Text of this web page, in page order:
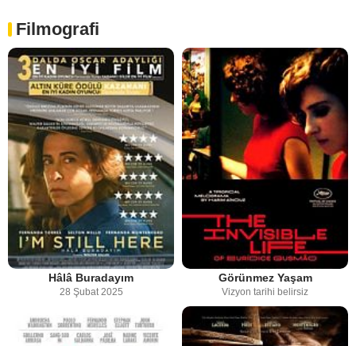
Filmografi
Hâlâ Buradayım
28 Şubat 2025
Görünmez Yaşam
Vizyon tarihi belirsiz